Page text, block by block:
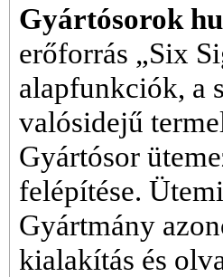
Gyártósorok
erőforrás „Six
alapfunkciók, a
valósidejű
Gyártósor
felépítése.
Gyártmány
kialakítás és